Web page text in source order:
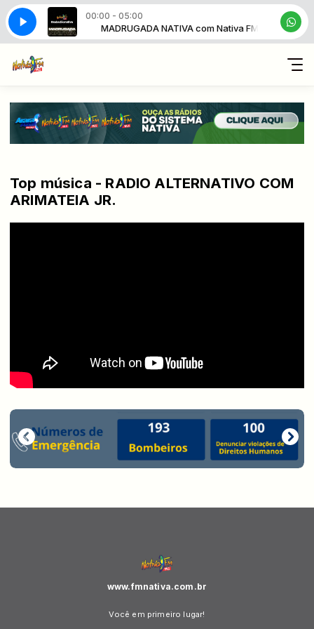
00:00 - 05:00
com Nativa FM MADRUGADA NATIVA com Nativa FM
Top música - RADIO ALTERNATIVO COM
ARIMATEIA JR.
www.fmnativa.com.br
Você em primeiro lugar!